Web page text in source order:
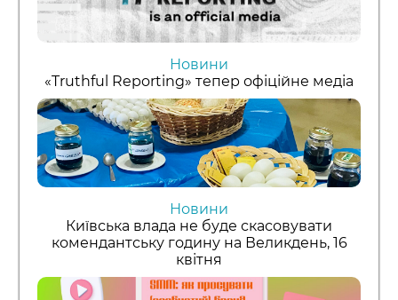
Новини
«Truthful Reporting» тепер офіційне медіа
Новини
Київська влада не буде скасовувати
комендантську годину на Великдень, 16
квітня